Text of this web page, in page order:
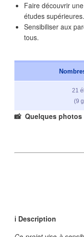
Faire découvrir
études supérieures.
Sensibiliser aux
tous.
21
(9
📸 Quelques photos
ℹ️ Description